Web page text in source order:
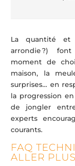
La quantité et
arrondie ?)
moment de
maison, la
surprises… en
la progression
de jongler
experts
courants.
FAQ
ALLER